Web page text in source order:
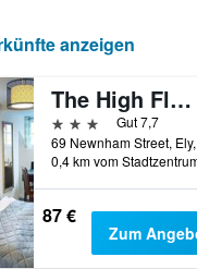
anzeigen
The High Flyer
3 Sterne
Gut 7,7
0,4 km vom
87 €
Zum